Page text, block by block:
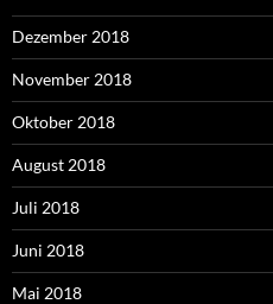
Dezember 2018
November 2018
Oktober 2018
August 2018
Juli 2018
Juni 2018
Mai 2018